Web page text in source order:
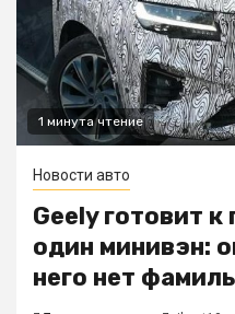
1 минута чтение
Новости авто
Geely готовит
один минивэн:
него нет